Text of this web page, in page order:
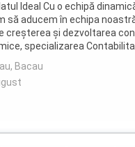
Ideal Cu o echipă
să aducem în echipa
creșterea și dezvoltarea
specializarea
...
Bacau